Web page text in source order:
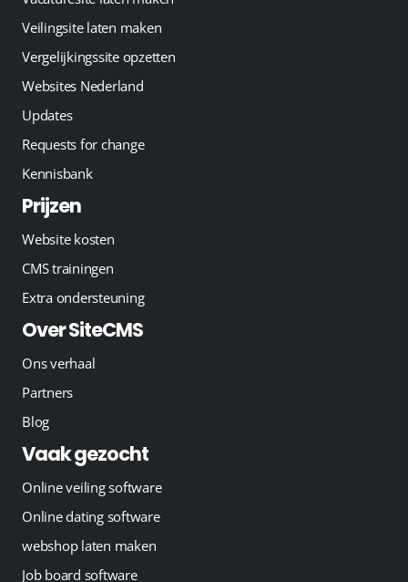
Veilingsite laten maken
Vergelijkingssite opzetten
Websites Nederland
Updates
Requests for change
Kennisbank
Prijzen
Website kosten
CMS trainingen
Extra ondersteuning
Over SiteCMS
Ons verhaal
Partners
Blog
Vaak gezocht
Online veiling software
Online dating software
webshop laten maken
Job board software